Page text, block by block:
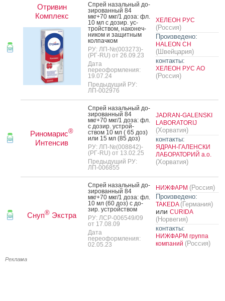
Отривин
Комплекс
Спрей на­заль­ный до­
зиро­ван­ный 84
мкг+70 мкг/1 до­за: фл.
10 мл с до­зир. ус­
трой­ством, на­конеч­
ни­ком и за­щит­ным
кол­пачком
РУ: ЛП-№(003273)-
(РГ-RU) от 26.09.23
Дата
переоформления:
19.07.24
Предыдущий РУ:
ЛП-002976
ХЕЛЕОН РУС
(Россия)
Произведено:
HALEON CH
(Швейцария)
контакты:
ХЕЛЕОН РУС АО
(Россия)
Риномарис®
Интенсив
Спрей на­заль­ный до­
зиро­ван­ный 84
мкг+70 мкг/1 до­за: фл.
с до­зир. ус­трой­
ством 10 мл ( 65 доз)
или 15 мл (85 доз)
РУ: ЛП-№(008842)-
(РГ-RU) от 13.02.25
Предыдущий РУ:
ЛП-006855
JADRAN-GALENSKI
LABORATORIJ
(Хорватия)
контакты:
ЯДРАН-ГАЛЕНСКИ
ЛАБОРАТОРИЙ а.о.
(Хорватия)
Снуп® Экстра
Спрей на­заль­ный до­
зиро­ван­ный 84
мкг+70 мкг/1 до­за: фл.
10 мл (60 доз) с до­
зир. ус­трой­ством
РУ: ЛСР-006549/09
от 17.08.09
Дата
переоформления:
02.05.23
НИЖФАРМ (Россия)
Произведено:
TAKEDA (Германия)
или CURIDA
(Норвегия)
контакты:
НИЖФАРМ группа
компаний (Россия)
Реклама